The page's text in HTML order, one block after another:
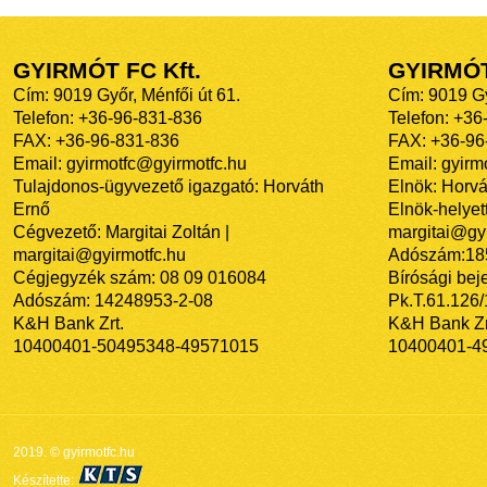
GYIRMÓT FC Kft.
Cím: 9019 Győr, Ménfői út 61.
Telefon: +36-96-831-836
FAX: +36-96-831-836
Email: gyirmotfc@gyirmotfc.hu
Tulajdonos-ügyvezető igazgató: Horváth
Ernő
Cégvezető: Margitai Zoltán |
margitai@gyirmotfc.hu
Cégjegyzék szám: 08 09 016084
Adószám: 14248953-2-08
K&H Bank Zrt.
10400401-50495348-49571015
Cím: 9019
Telefon:
FAX: +36-
Email:
Elnök:
Elnök-
Bírósági
K&H Bank
10400401-
2019. © gyirmotfc.hu
Készítette: